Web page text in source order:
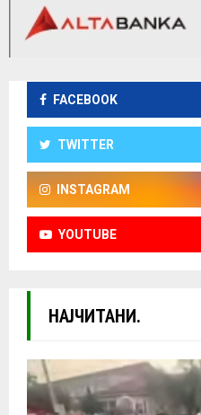
FACEBOOK
TWITTER
INSTAGRAM
YOUTUBE
НАЈЧИТАНИ.